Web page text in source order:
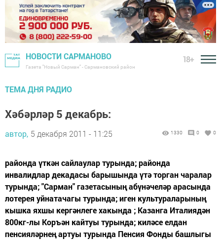
НОВОСТИ САРМАНОВО
Газета "Новый Сарман" - Сармановский район
18+
ТЕМА ДНЯ РАДИО
Хәбәрләр 5 декабрь:
автор, 5 декабря 2011 - 11:25 1330 0 0
районда үткән сайлаулар турында; районда
инвалидлар декадасы барышында үтә торган чаралар
турында; "Сарман" газетасының абүнәчеләр арасында
лотерея уйнатачагы турында; иген культураларының
кышка яхшы кергәнлеге хакында ; Казанга Италиядән
800кг-лы Коръән кайтуы турында; киләсе елдан
пенсияләрнең артуы турында Пенсия Фонды башлыгы